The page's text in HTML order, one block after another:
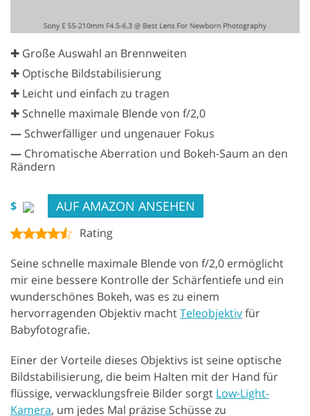
✚ Große Auswahl an Brennweiten
✚ Optische Bildstabilisierung
✚ Leicht und einfach zu tragen
✚ Schnelle maximale Blende von f/2,0
— Schwerfälliger und ungenauer Fokus
— Chromatische Aberration und Bokeh-Saum an den
Rändern
$ AUF AMAZON ANSEHEN
Rating
Seine schnelle maximale Blende von f/2,0 ermöglicht
mir eine bessere Kontrolle der Schärfentiefe und ein
wunderschönes Bokeh, was es zu einem
hervorragenden Objektiv machtTeleobjektivfür
Babyfotografie.
Einer der Vorteile dieses Objektivs ist seine optische
Bildstabilisierung, die beim Halten mit der Hand für
flüssige, verwacklungsfreie Bilder sorgt Low-Light-
Kamera, um jedes Mal präzise Schüsse zu